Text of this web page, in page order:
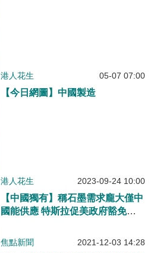
港人花生 05-07 07:00
【今日網圖】中國製造
港人花生 2023-09-24 10:00
【中國獨有】稱石墨需求龐大僅中
國能供應 特斯拉促美政府豁免相
焦點新聞 2021-12-03 14:28